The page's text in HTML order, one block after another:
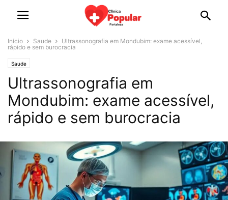
Início Saude
Ultrassonografia em Mondubim: exame acessível,
rápido e sem burocracia
Saude
Ultrassonografia em
Mondubim: exame acessível,
rápido e sem burocracia